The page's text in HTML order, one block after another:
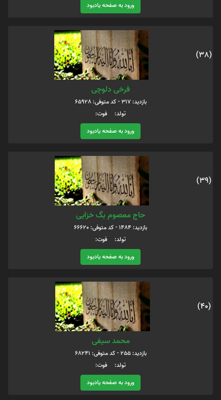
ورود به صفحه یادبود
(38)
فرخی دلوچی
بازدید: 317 - کد متوفی: 65928
تولد: فوت:
ورود به صفحه یادبود
(39)
حاج معصوم بگ خزایی
بازدید: 1484 - کد متوفی: 66620
تولد: فوت:
ورود به صفحه یادبود
(40)
محمد سیفی
بازدید: 255 - کد متوفی: 68241
تولد: فوت:
ورود به صفحه یادبود